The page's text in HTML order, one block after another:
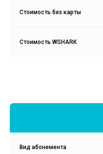
Стоимость без карты
Стоимость WSHARK
Вид абонемента